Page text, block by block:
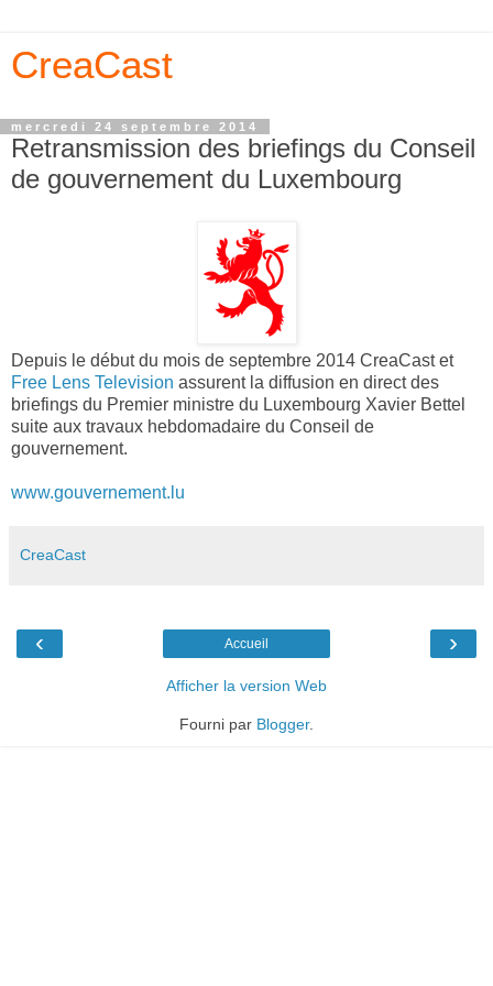
CreaCast
mercredi 24 septembre 2014
Retransmission des briefings du Conseil
de gouvernement du Luxembourg
Depuis le début du mois de septembre 2014 CreaCast et
Free Lens Television assurent la diffusion en direct des
briefings du Premier ministre du Luxembourg Xavier Bettel
suite aux travaux hebdomadaire du Conseil de
gouvernement.
www.gouvernement.lu
CreaCast
‹ ›
Accueil
Afficher la version Web
Fourni par Blogger.